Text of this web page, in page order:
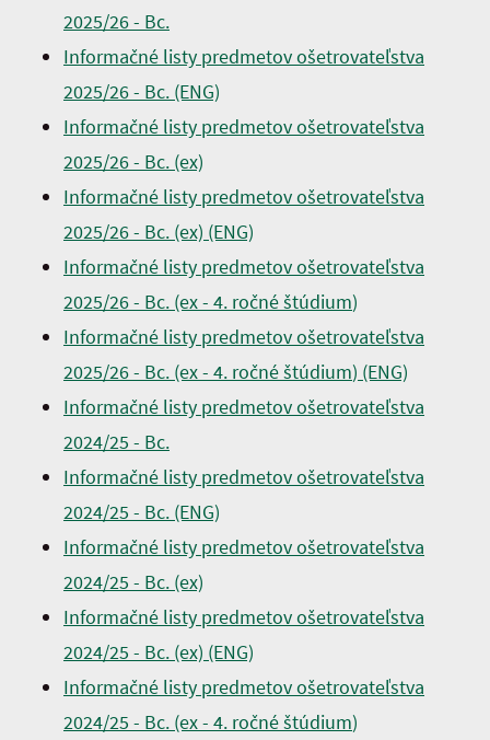
2025/26 - Bc.
Informačné listy predmetov ošetrovateľstva
2025/26 - Bc. (ENG)
Informačné listy predmetov ošetrovateľstva
2025/26 - Bc. (ex)
Informačné listy predmetov ošetrovateľstva
2025/26 - Bc. (ex) (ENG)
Informačné listy predmetov ošetrovateľstva
2025/26 - Bc. (ex - 4. ročné štúdium)
Informačné listy predmetov ošetrovateľstva
2025/26 - Bc. (ex - 4. ročné štúdium) (ENG)
Informačné listy predmetov ošetrovateľstva
2024/25 - Bc.
Informačné listy predmetov ošetrovateľstva
2024/25 - Bc. (ENG)
Informačné listy predmetov ošetrovateľstva
2024/25 - Bc. (ex)
Informačné listy predmetov ošetrovateľstva
2024/25 - Bc. (ex) (ENG)
Informačné listy predmetov ošetrovateľstva
2024/25 - Bc. (ex - 4. ročné štúdium)